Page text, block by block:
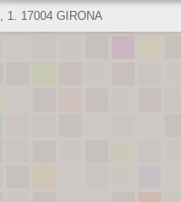
1. 17004 GIRONA